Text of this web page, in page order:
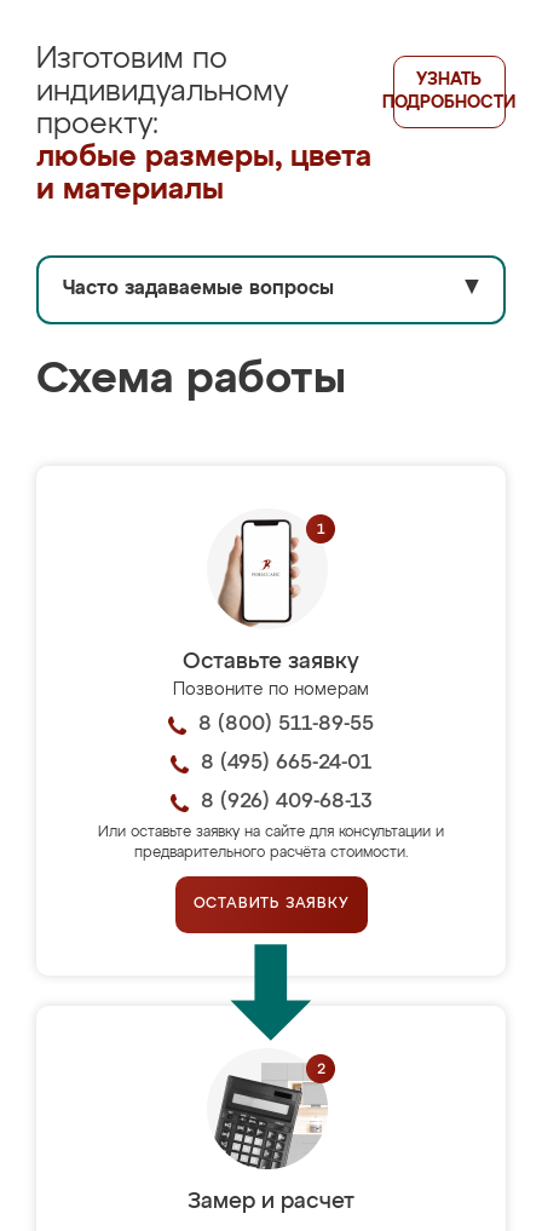
Изготовим по
индивидуальному
проекту:
любые размеры, цвета
и материалы
УЗНАТЬ
ПОДРОБНОСТИ
Часто задаваемые вопросы ▼
Схема работы
Оставьте заявку
Позвоните по номерам
8 (800) 511-89-55
8 (495) 665-24-01
8 (926) 409-68-13
Или оставьте заявку на сайте для консультации и
предварительного расчёта стоимости.
ОСТАВИТЬ ЗАЯВКУ
Замер и расчет